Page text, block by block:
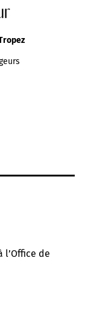
l’Office de